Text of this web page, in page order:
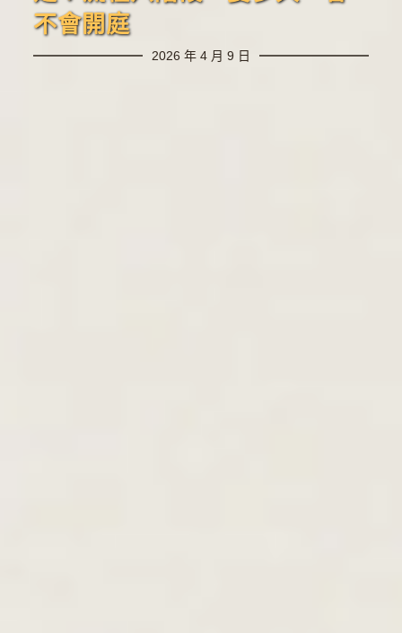
不會開庭
2026 年 4 月 9 日